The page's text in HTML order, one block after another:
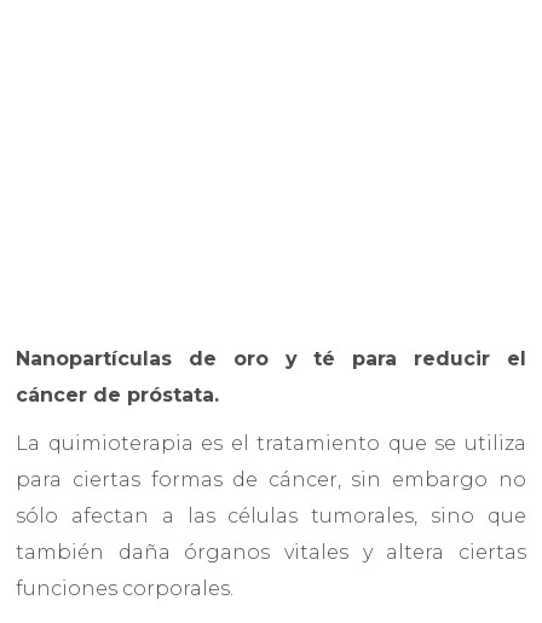
Nanopartículas de oro y té para reducir el
cáncer de próstata.
La quimioterapia es el tratamiento que se utiliza
para ciertas formas de cáncer, sin embargo no
sólo afectan a las células tumorales, sino que
también daña órganos vitales y altera ciertas
funciones corporales.